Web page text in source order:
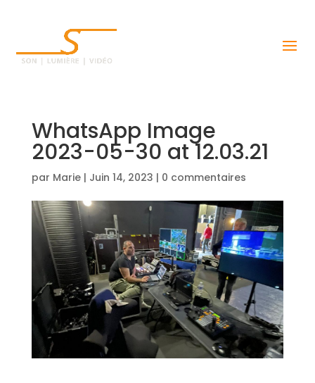
WhatsApp Image
2023-05-30 at 12.03.21
par Marie| Juin 14, 2023 | 0 commentaires